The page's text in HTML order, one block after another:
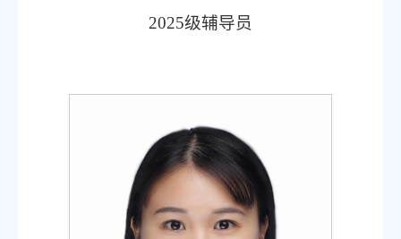
2025级辅导员